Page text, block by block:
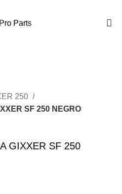
250
SF 250 NEGRO
GIXXER SF 250